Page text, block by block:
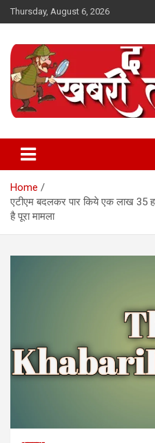
Skip
to
Thursday, August 6, 2026
The Khabri
Online News Portal
Home
एटीएम बदलकर पार किये एक लाख 35
है पूरा मामला